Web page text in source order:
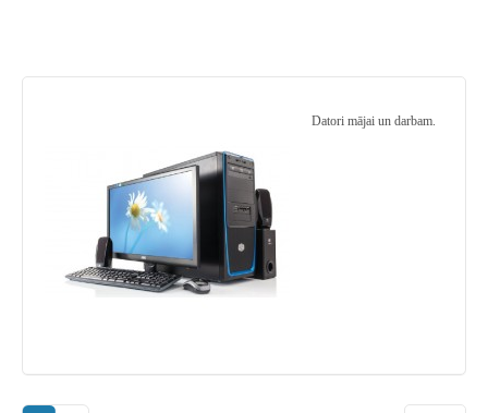
Datori mājai un darbam.